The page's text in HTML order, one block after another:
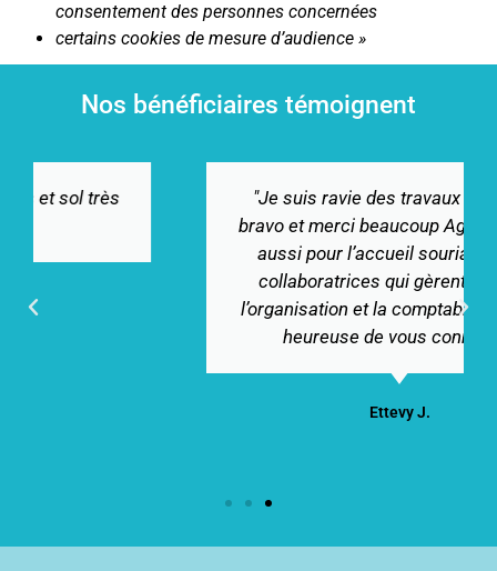
consentement des personnes concernées
certains cookies de mesure d’audience »
Nos bénéficiaires témoignent
"Je suis ravie des travaux effectués,
bravo et merci beaucoup Agidom. Merci
aussi pour l’accueil souriant de vos
collaboratrices qui gèrent très bien
l’organisation et la comptabilité. Je suis
heureuse de vous connaitre."